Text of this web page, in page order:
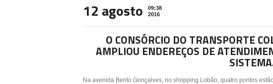
12 agosto
09:38
2016
O CONSÓRCIO DO TRANSPORTE
AMPLIOU ENDEREÇOS DE
Na avenida Bento Gonçalves, no shopping Lobão, quatro pontos